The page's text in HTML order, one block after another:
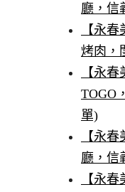
廳，信
【永
烤肉，
【永
TOGO
單)
【永
廳，信
【永